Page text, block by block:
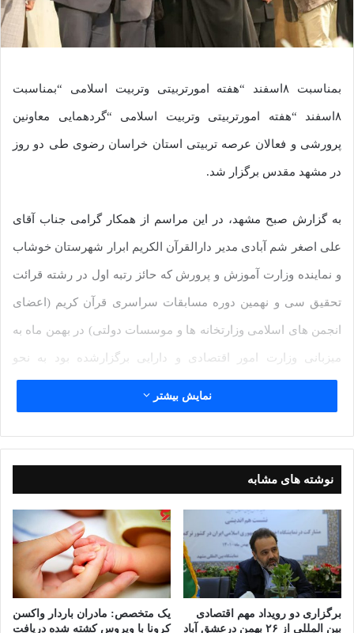
بمناسبت ۸اسفند “هفته امورتربیتی وتربیت اسلامی “بمناسبت
۸اسفند “هفته امورتربیتی وتربیت اسلامی “گردهمایی معاونین
پرورشی و فعالان عرصه تربیتی استان خراسان رضوی طی دو روز
در مشهد مقدس برگزار شد.
به گزارش صبح مشهد، در این مراسم از همکار گرامی جناب آقای
علی اصغر شم آبادی مدیر دارالقرآن الکریم ابرار شهرستان خوشاب
و نماینده وزارت آموزش و پرورش که حائز رتبه اول در رشته قرائت
تحقیق سی و نهمین دوره مسابقات سراسری قرآن کریم (اعضای
انجمن های اسلامی وزارتخانه ها و موسسات دولتی) در بهمن ماه به
میزبانی وزارت امور اقتصادی و دارایی برگزارشده بود به نحو
شایسته ای تجلیل و تقدیربعمل آمد.
مشهد مقدس که مقام نخست را در ششمین دوره از مسابقات
کشوری همخوانی قرآن و مدیحه سرایی دانش آموزان مراکز
دارالقرآن الکریم کسب نموده بودند به نحو شایسته ای تجلیل و
تقدیربعمل آمد لازم به ذکر می باشد که این مسابقات به میزبانی
استان خوزستان شهردزفول برگزار شد.
نمایش بیشتر
نوشته های مشابه
برگزاری دو رویداد مهم اقتصادی
بین المللی از ۲۶ بهمن درعشق آباد
یک متخصص: مادران باردار واکسن
کرونا با ویروس کشته شده دریافت